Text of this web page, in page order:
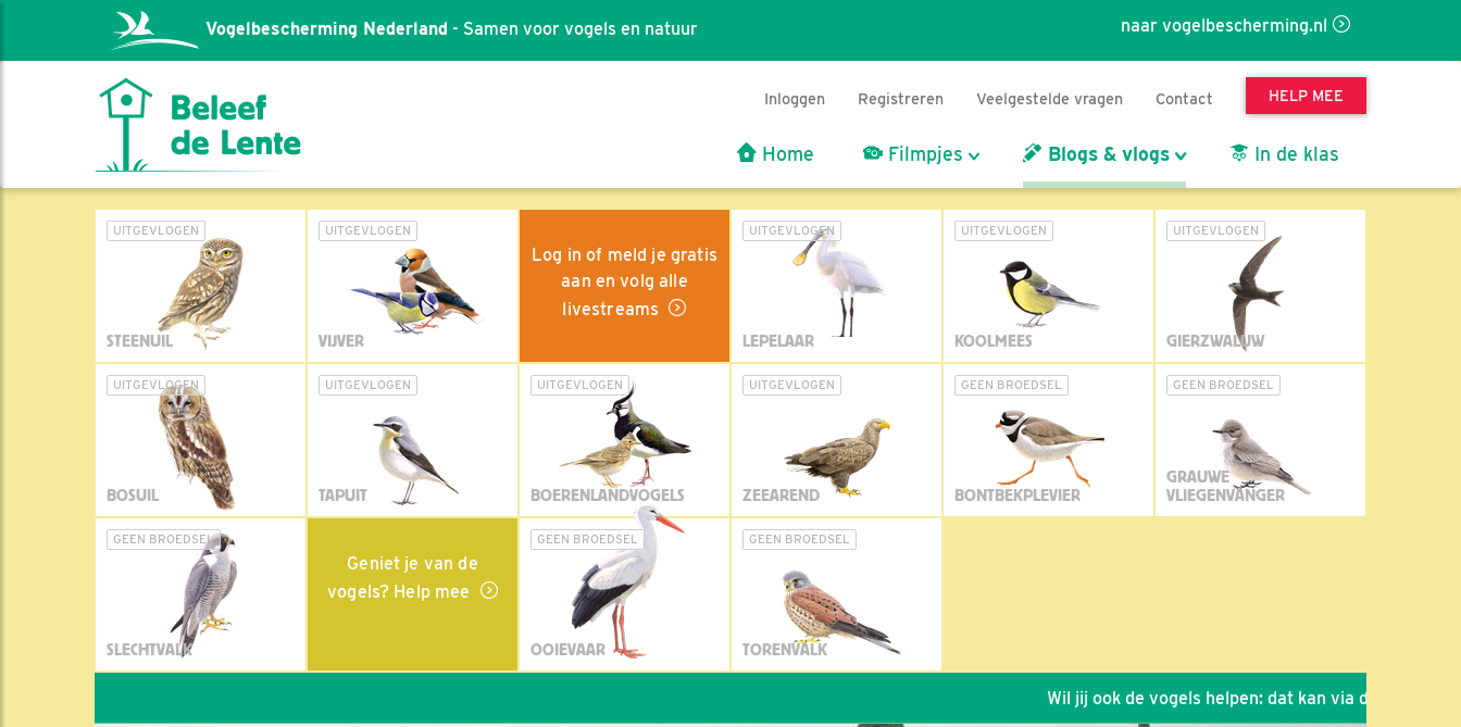
naar vogelbescherming.nl
Vogelbescherming Nederland - Samen voor vogels en natuur
Inloggen Registreren Veelgestelde vragen Contact HELP MEE
Home Filmpjes Blogs & vlogs In de klas
UITGEVLOGEN
STEENUIL
UITGEVLOGEN
VIJVER
Log in of meld je gratis
aan en volg alle
livestreams
UITGEVLOGEN
LEPELAAR
UITGEVLOGEN
KOOLMEES
UITGEVLOGEN
GIERZWALUW
UITGEVLOGEN
BOSUIL
UITGEVLOGEN
TAPUIT
UITGEVLOGEN
BOERENLANDVOGELS
UITGEVLOGEN
ZEEAREND
GEEN BROEDSEL
BONTBEKPLEVIER
GEEN BROEDSEL
GRAUWE
VLIEGENVANGER
GEEN BROEDSEL
SLECHTVALK
Geniet je van de
vogels? Help mee
GEEN BROEDSEL
OOIEVAAR
GEEN BROEDSEL
TORENVALK
Wil jij ook de vogels helpen: dat kan via de link!